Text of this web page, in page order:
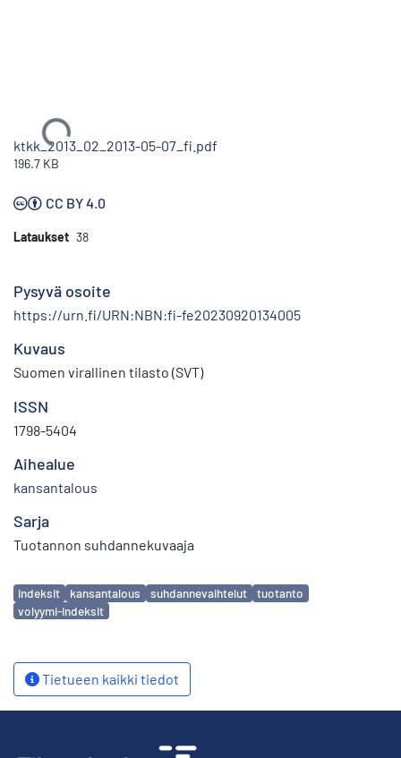
Ladataan...
ktkk_2013_02_2013-05-07_fi.pdf
196.7 KB
CC BY 4.0
Lataukset 38
Pysyvä osoite
https://urn.fi/URN:NBN:fi-fe20230920134005
Kuvaus
Suomen virallinen tilasto (SVT)
ISSN
1798-5404
Aihealue
kansantalous
Sarja
Tuotannon suhdannekuvaaja
Avainsanat
indeksit kansantalous suhdannevaihtelut
tuotanto
volyymi-indeksit
Tietueen kaikki tiedot